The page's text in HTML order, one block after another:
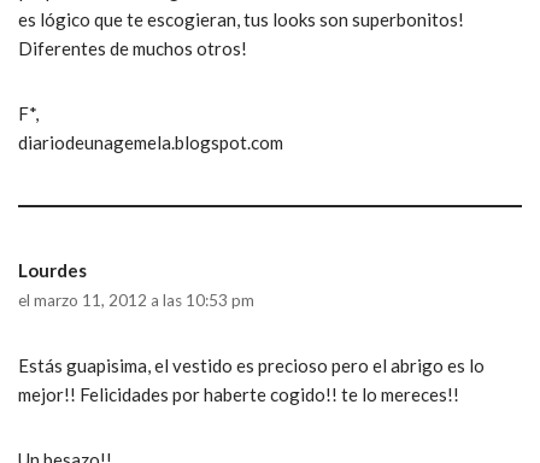
es lógico que te escogieran, tus looks son superbonitos!
Diferentes de muchos otros!
F*,
diariodeunagemela.blogspot.com
Lourdes
el marzo 11, 2012 a las 10:53 pm
Estás guapisima, el vestido es precioso pero el abrigo es lo
mejor!! Felicidades por haberte cogido!! te lo mereces!!